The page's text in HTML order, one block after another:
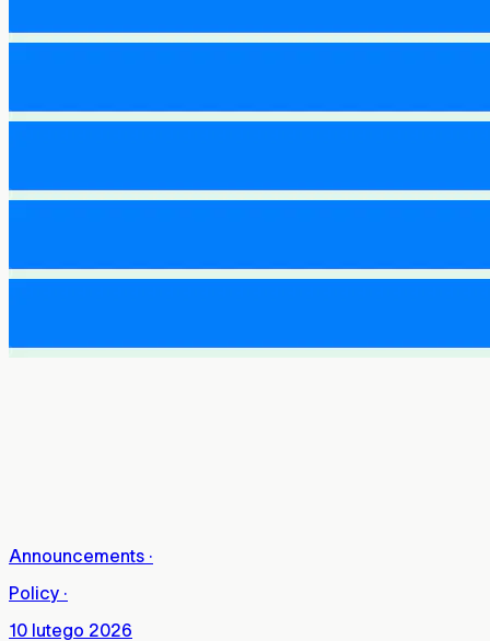
Announcements ·
Policy ·
10 lutego 2026